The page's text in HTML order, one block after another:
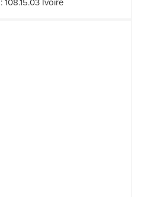
108.15.03 Ivoire